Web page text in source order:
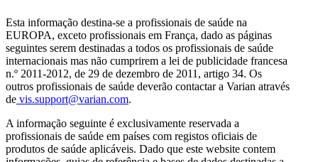
Esta informação destina-se a profissionais de saúde na
EUROPA, exceto profissionais em França, dado as páginas
seguintes serem destinadas a todos os profissionais de saúde
internacionais mas não cumprirem a lei de publicidade francesa
n.º 2011-2012, de 29 de dezembro de 2011, artigo 34. Os
outros profissionais de saúde deverão contactar a Varian através
de vis.support@varian.com.
A informação seguinte é exclusivamente reservada a
profissionais de saúde em países com registos oficiais de
produtos de saúde aplicáveis. Dado que este website contem